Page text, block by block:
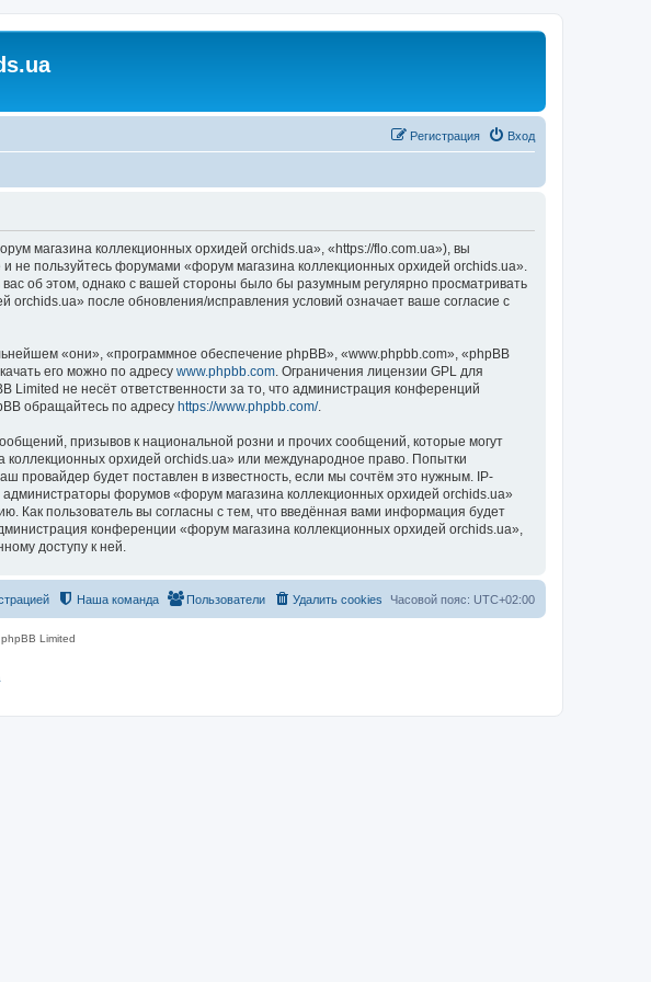
Вход
Регистрация
магазина коллекционных орхидей orchids.ua», «https://flo.com.ua»), вы
не пользуйтесь форумами «форум магазина коллекционных орхидей orchids.ua».
об этом, однако с вашей стороны было бы разумным регулярно просматривать
orchids.ua» после обновления/исправления условий означает ваше согласие с
«они», «программное обеспечение phpBB», «www.phpbb.com», «phpBB
его можно по адресу www.phpbb.com. Ограничения лицензии GPL для
Limited не несёт ответственности за то, что администрация конференций
обращайтесь по адресу https://www.phpbb.com/.
призывов к национальной розни и прочих сообщений, которые могут
орхидей orchids.ua» или международное право. Попытки
будет поставлен в известность, если мы сочтём это нужным. IP-
форумов «форум магазина коллекционных орхидей orchids.ua»
Как пользователь вы согласны с тем, что введённая вами информация будет
конференции «форум магазина коллекционных орхидей orchids.ua»,
доступу к ней.
Часовой пояс: UTC+02:00
Удалить cookies
Пользователи
Наша команда
Limited